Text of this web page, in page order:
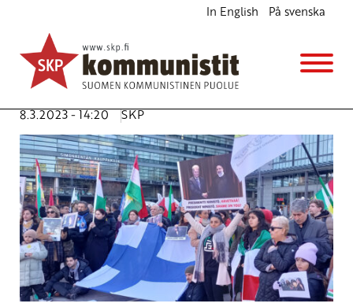
In English På svenska
Sortopolitiikka ei pysäytä Iranin naisten liikettä
Ajankohtaista
Avainsanat:ay-liike,Iran,kapitalismi,naiset
8.3.2023 - 14:20
SKP